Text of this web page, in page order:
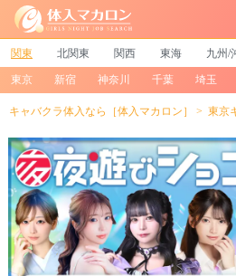
関東 北関東 関西 東海 九州/
東京 新宿 神奈川 千葉 埼玉
キャバクラ体入なら［体入マカロン］ 東京